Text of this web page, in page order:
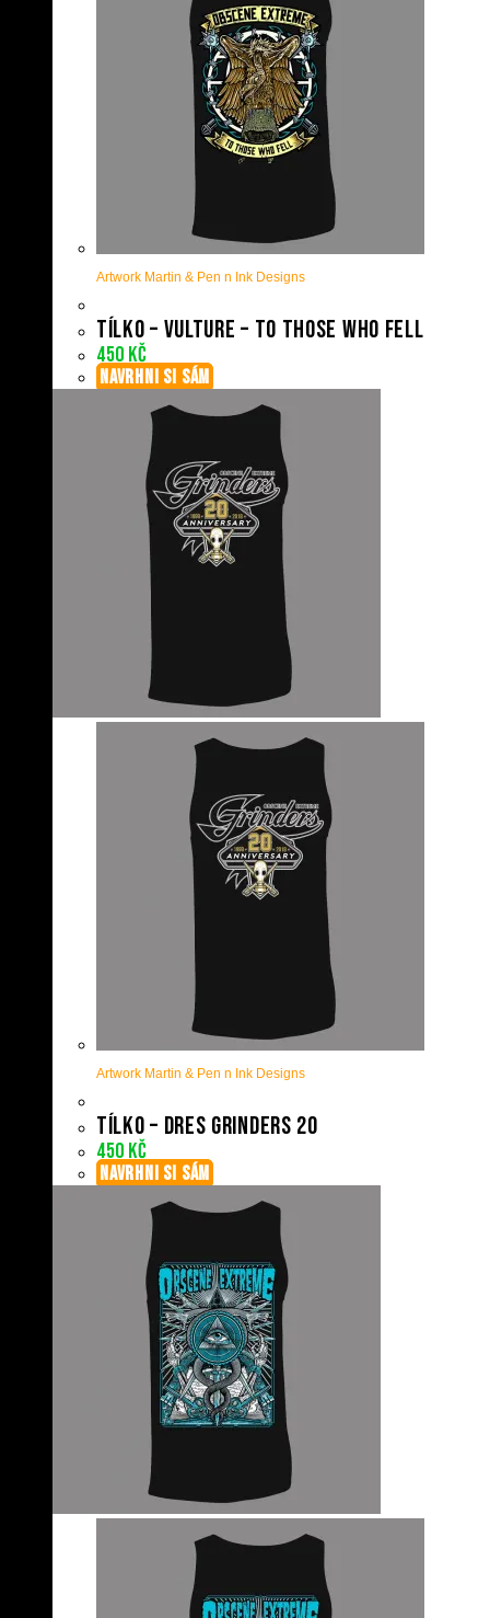
Artwork Martin & Pen n Ink Designs
Tílko – Vulture – To Those Who Fell
450 Kč
NAVRHNI SI SÁM
Artwork Martin & Pen n Ink Designs
Tílko – Dres Grinders 20
450 Kč
NAVRHNI SI SÁM